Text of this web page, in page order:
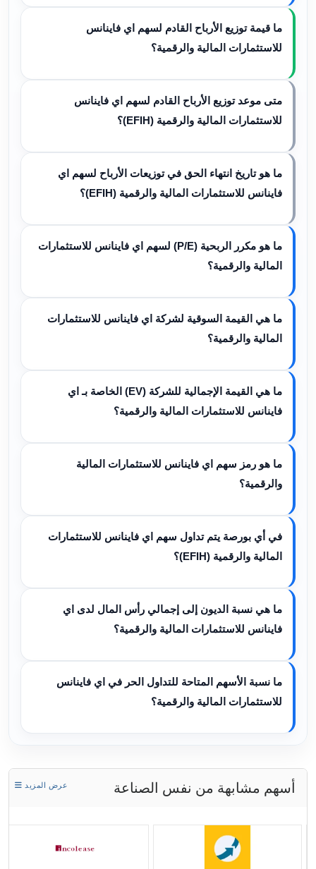
ما قيمة توزيع الأرباح القادم لسهم اي فاينانس
للاستثمارات المالية والرقمية؟
متى موعد توزيع الأرباح القادم لسهم اي فاينانس
للاستثمارات المالية والرقمية (EFIH)؟
ما هو تاريخ انتهاء الحق في توزيعات الأرباح لسهم اي
فاينانس للاستثمارات المالية والرقمية (EFIH)؟
ما هو مكرر الربحية (P/E) لسهم اي فاينانس للاستثمارات
المالية والرقمية؟
ما هي القيمة السوقية لشركة اي فاينانس للاستثمارات
المالية والرقمية؟
ما هي القيمة الإجمالية للشركة (EV) الخاصة بـ اي
فاينانس للاستثمارات المالية والرقمية؟
ما هو رمز سهم اي فاينانس للاستثمارات المالية
والرقمية؟
في أي بورصة يتم تداول سهم اي فاينانس للاستثمارات
المالية والرقمية (EFIH)؟
ما هي نسبة الديون إلى إجمالي رأس المال لدى اي
فاينانس للاستثمارات المالية والرقمية؟
ما نسبة الأسهم المتاحة للتداول الحر في اي فاينانس
للاستثمارات المالية والرقمية؟
أسهم مشابهة من نفس الصناعة عرض المزيد